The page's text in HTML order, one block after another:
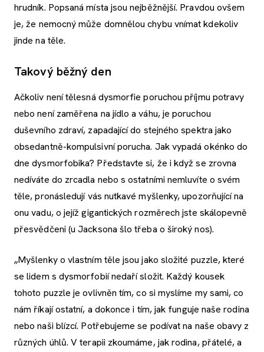
hrudník. Popsaná místa jsou nejběžnější. Pravdou ovšem
je, že nemocný může domnělou chybu vnímat kdekoliv
jinde na těle.
Takový běžný den
Ačkoliv není tělesná dysmorfie poruchou příjmu potravy
nebo není zaměřena na jídlo a váhu, je poruchou
duševního zdraví, zapadající do stejného spektra jako
obsedantně-kompulsivní porucha. Jak vypadá okénko do
dne dysmorfobika? Představte si, že i když se zrovna
nedíváte do zrcadla nebo s ostatními nemluvíte o svém
těle, pronásledují vás nutkavé myšlenky, upozorňující na
onu vadu, o jejíž gigantických rozměrech jste skálopevně
přesvědčeni (u Jacksona šlo třeba o široký nos).
„Myšlenky o vlastním těle jsou jako složité puzzle, které
se lidem s dysmorfobií nedaří složit. Každý kousek
tohoto puzzle je ovlivněn tím, co si myslíme my sami, co
nám říkají ostatní, a dokonce i tím, jak funguje naše rodina
nebo naši blízcí. Potřebujeme se podívat na naše obavy z
různých úhlů. V terapii zkoumáme, jak rodina, přátelé, a